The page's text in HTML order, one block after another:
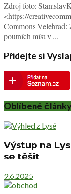
Zdroj foto:
<https://
Commons Velehrad:
poutních míst v ...
Přidejte si
Oblíbené články
Výstup na
se těšit
9.6.2025